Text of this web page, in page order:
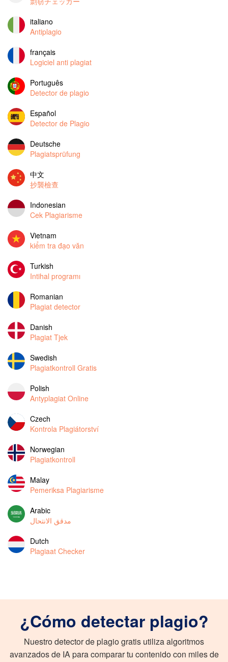
italiano
Antiplagio
français
Logiciel anti plagiat
Português
Detector de plagio
Español
Detector de Plagio
Deutsche
Plagiatsprüfung
中文
抄襲檢查
Indonesian
Cek Plagiarisme
Vietnam
kiểm tra đạo văn
Turkish
Intihal programı
Romanian
Plagiat detector
Danish
Plagiat Tjek
Swedish
Plagiatkontroll Gratis
Polish
Antyplagiat Online
Czech
Kontrola Plagiátorství
Norwegian
Plagiatkontroll
Malay
Pemeriksa Plagiarisme
Arabic
مدقق الانتحال
Dutch
Plagiaat Checker
¿Cómo detectar plagio?
Nuestro detector de plagio gratis utiliza algoritmos
avanzados de IA para comparar tu contenido con miles de